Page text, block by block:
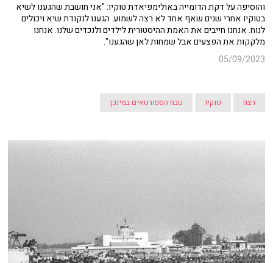
והוסיפה על דקת הדומייה באולימפיאדת טוקיו: "אני חושבת שהגענו לשיא
בטוקיו אחרי שנים שאף אחד לא רצה לשמוע. הגענו לנקודת שיא ויכולים
לנוח. אנחנו חייבים את האמת ההיסטורית לילדים ולנכדים שלנו. אנחנו
מלקקות את הפצעים אבל שמחות לאן שהגענו".
05/09/2023
רצח טוקיו טבח הספורטאים במינכן